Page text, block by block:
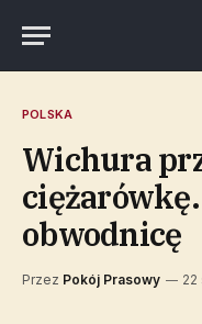
POLSKA
Wichura
obwodnicę
Przez Pokój Prasowy 22